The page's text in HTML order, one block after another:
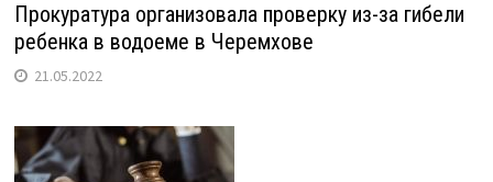
Прокуратура организовала проверку из-за гибели
ребенка в водоеме в Черемхове
21.05.2022